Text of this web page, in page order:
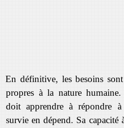
En définitive, les besoins
propres à la nature
doit apprendre à répondre
survie en dépend. Sa capacité